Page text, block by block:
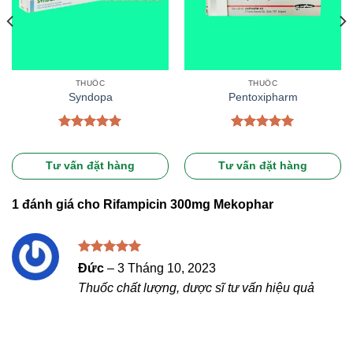
THUỐC
Syndopa
hạng5.00
5 sao
Tư vấn đặt hàng
THUỐC
Pentoxipharm
hạng5.00
5 sao
Tư vấn đặt hàng
1 đánh giá cho Rifampicin 300mg Mekophar
Được xếp
sao
Đức – 3 Tháng 10, 2023
Thuốc chất lượng, dược sĩ tư vấn hiệu quả